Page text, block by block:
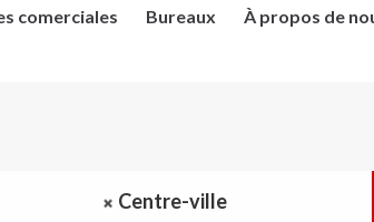
comerciales Bureaux À propos de
Centre-ville